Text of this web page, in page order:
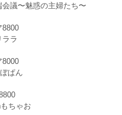
議〜魅惑の主婦たち〜
8800
ラ
8000
ぱん
ちゃお